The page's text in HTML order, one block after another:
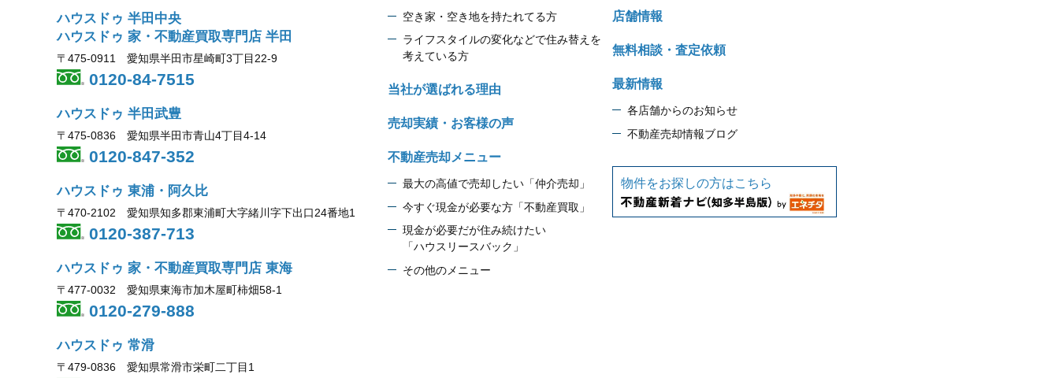
ハウスドゥ 半田中央
ハウスドゥ 家・不動産買取専門店 半田
〒475-0911 愛知県半田市星崎町3丁目22-9
0120-84-7515
ハウスドゥ 半田武豊
〒475-0836 愛知県半田市青山4丁目4-14
0120-847-352
ハウスドゥ 東浦・阿久比
〒470-2102 愛知県知多郡東浦町大字緒川字下出口24番地1
0120-387-713
ハウスドゥ 家・不動産買取専門店 東海
〒477-0032 愛知県東海市加木屋町柿畑58-1
0120-279-888
ハウスドゥ 常滑
〒479-0836 愛知県常滑市栄町二丁目1
空き家・空き地を持たれてる方
ライフスタイルの変化などで住み替えを
考えている方
当社が選ばれる理由
売却実績・お客様の声
不動産売却メニュー
最大の高値で売却したい「仲介売却」
今すぐ現金が必要な方「不動産買取」
現金が必要だが住み続けたい
「ハウスリースバック」
その他のメニュー
店舗情報
無料相談・査定依頼
最新情報
各店舗からのお知らせ
不動産売却情報ブログ
物件をお探しの方はこちら